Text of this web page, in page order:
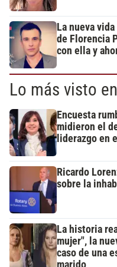
La nueva
de Florencia
con ella y
Lo más visto
Encuesta
midieron el
liderazgo en
Ricardo
sobre la
La historia
mujer", la
caso de una
marido